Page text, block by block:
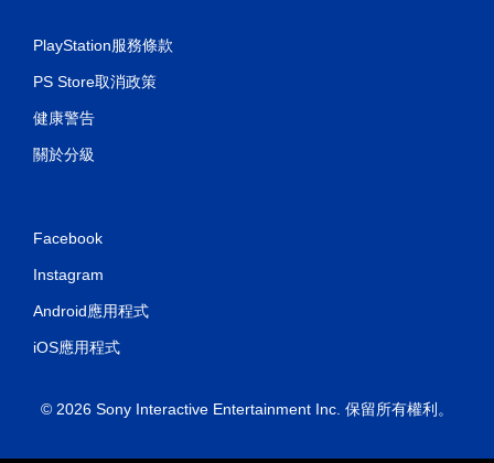
PlayStation服務條款
PS Store取消政策
健康警告
關於分級
Facebook
Instagram
Android應用程式
iOS應用程式
© 2026 Sony Interactive Entertainment Inc. 保留所有權利。